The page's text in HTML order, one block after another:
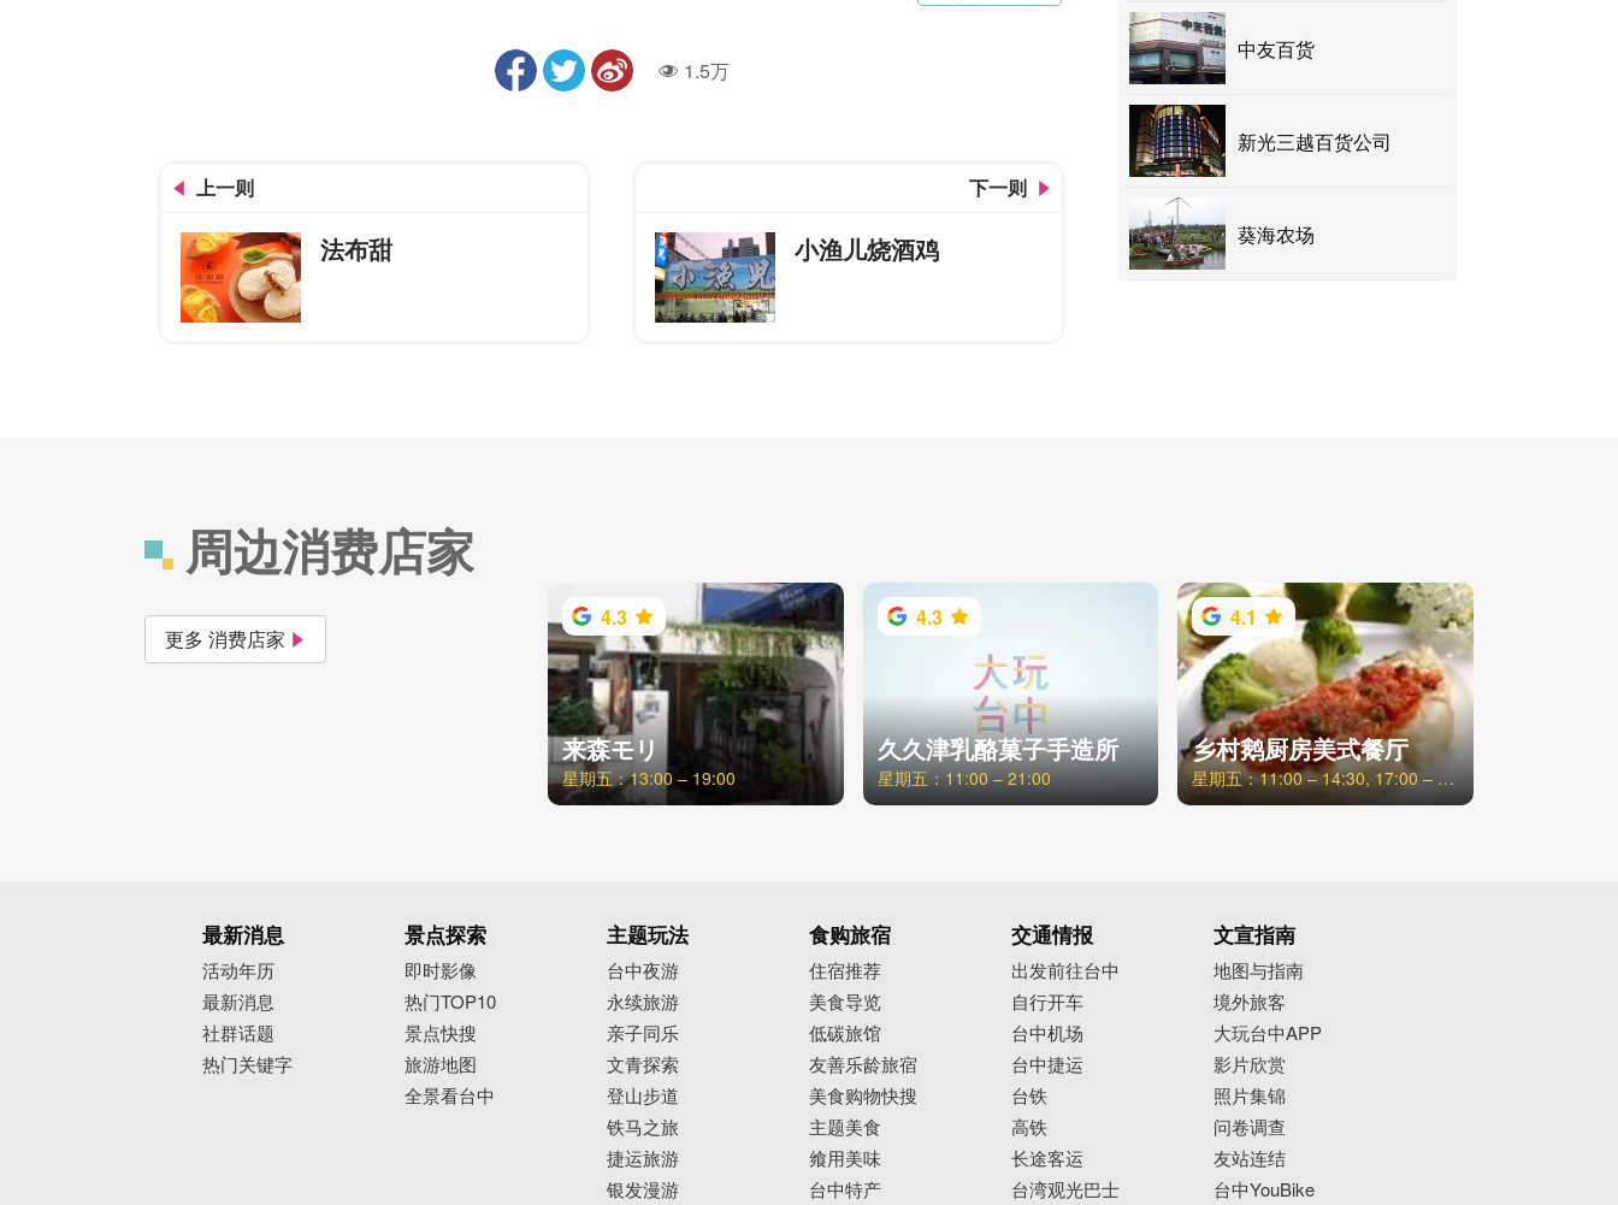
人气1.5万
上一则
法布甜
下一则
小渔儿烧酒鸡
中友百货
新光三越百货公司
葵海农场
周边消费店家
更多 消费店家
4.3
来森モリ
星期五：13:00 – 19:00
4.3
久久津乳酪菓子手造所
星期五：11:00 – 21:00
4.1
乡村鹅厨房美式餐厅
星期五：11:00 – 14:30, 17:00 – 22:00
最新消息
活动年历
最新消息
社群话题
热门关键字
景点探索
即时影像
热门TOP10
景点快搜
旅游地图
全景看台中
主题玩法
台中夜游
永续旅游
亲子同乐
文青探索
登山步道
铁马之旅
捷运旅游
银发漫游
食购旅宿
住宿推荐
美食导览
低碳旅馆
友善乐龄旅宿
美食购物快搜
主题美食
飨用美味
台中特产
交通情报
出发前往台中
自行开车
台中机场
台中捷运
台铁
高铁
长途客运
台湾观光巴士
文宣指南
地图与指南
境外旅客
大玩台中APP
影片欣赏
照片集锦
问卷调查
友站连结
台中YouBike